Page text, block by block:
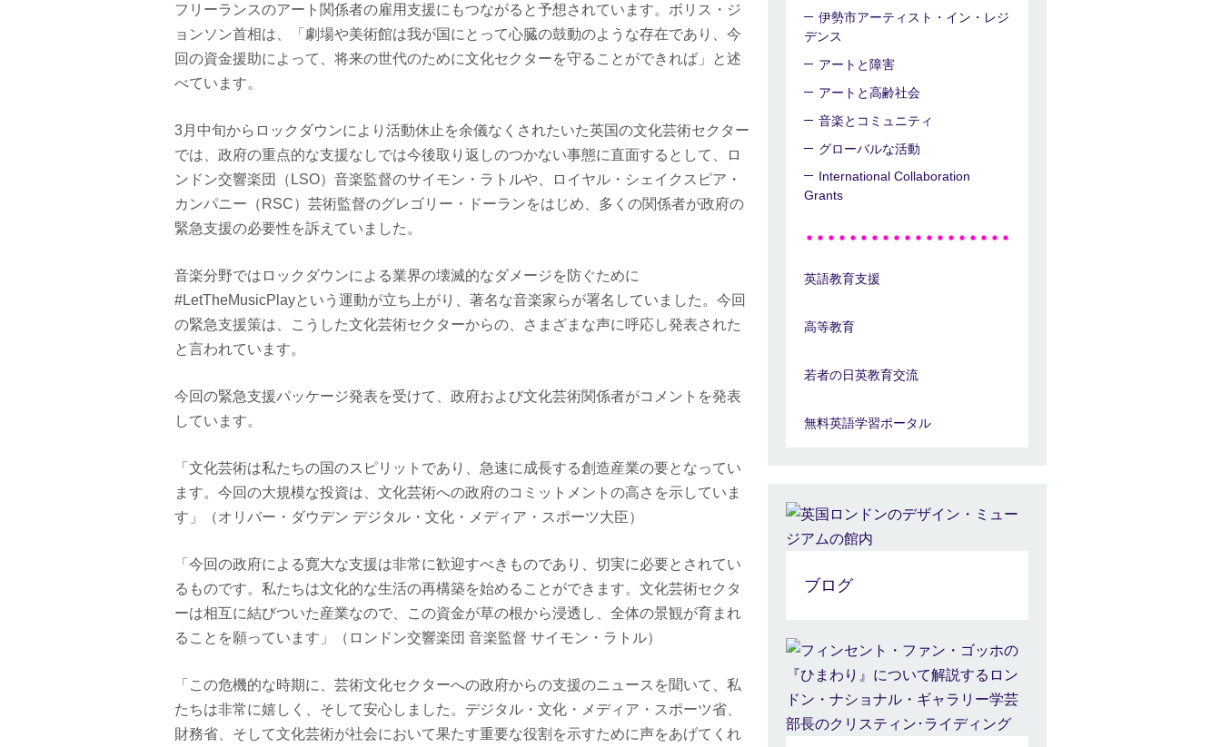
フリーランスのアート関係者の雇用支援にもつながると予想されています。ボリス・ジ
ョンソン首相は、「劇場や美術館は我が国にとって心臓の鼓動のような存在であり、今
回の資金援助によって、将来の世代のために文化セクターを守ることができれば」と述
べています。
3月中旬からロックダウンにより活動休止を余儀なくされたいた英国の文化芸術セクター
では、政府の重点的な支援なしでは今後取り返しのつかない事態に直面するとして、ロ
ンドン交響楽団（LSO）音楽監督のサイモン・ラトルや、ロイヤル・シェイクスピア・
カンパニー（RSC）芸術監督のグレゴリー・ドーランをはじめ、多くの関係者が政府の
緊急支援の必要性を訴えていました。
音楽分野ではロックダウンによる業界の壊滅的なダメージを防ぐために
#LetTheMusicPlayという運動が立ち上がり、著名な音楽家らが署名していました。今回
の緊急支援策は、こうした文化芸術セクターからの、さまざまな声に呼応し発表された
と言われています。
今回の緊急支援パッケージ発表を受けて、政府および文化芸術関係者がコメントを発表
しています。
「文化芸術は私たちの国のスピリットであり、急速に成長する創造産業の要となってい
ます。今回の大規模な投資は、文化芸術への政府のコミットメントの高さを示していま
す」（オリバー・ダウデン デジタル・文化・メディア・スポーツ大臣）
「今回の政府による寛大な支援は非常に歓迎すべきものであり、切実に必要とされてい
るものです。私たちは文化的な生活の再構築を始めることができます。文化芸術セクタ
ーは相互に結びついた産業なので、この資金が草の根から浸透し、全体の景観が育まれ
ることを願っています」（ロンドン交響楽団 音楽監督 サイモン・ラトル）
「この危機的な時期に、芸術文化セクターへの政府からの支援のニュースを聞いて、私
たちは非常に嬉しく、そして安心しました。デジタル・文化・メディア・スポーツ省、
財務省、そして文化芸術が社会において果たす重要な役割を示すために声をあげてくれ
伊勢市アーティスト・イン・レジ
デンス
アートと障害
アートと高齢社会
音楽とコミュニティ
グローバルな活動
International Collaboration
Grants
英語教育支援
高等教育
若者の日英教育交流
無料英語学習ポータル
ブログ